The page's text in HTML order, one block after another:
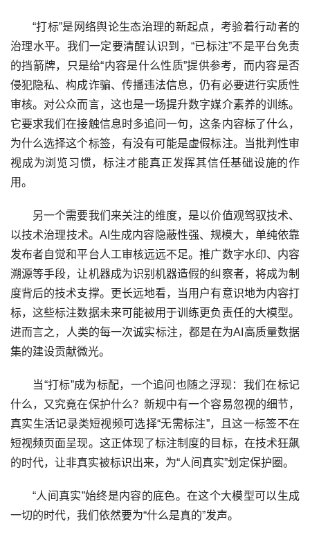
“打标”是网络舆论生态治理的新起点，考验着行动者的
治理水平。我们一定要清醒认识到，“已标注”不是平台免责
的挡箭牌，只是给“内容是什么性质”提供参考，而内容是否
侵犯隐私、构成诈骗、传播违法信息，仍有必要进行实质性
审核。对公众而言，这也是一场提升数字媒介素养的训练。
它要求我们在接触信息时多追问一句，这条内容标了什么，
为什么选择这个标签，有没有可能是虚假标注。当批判性审
视成为浏览习惯，标注才能真正发挥其信任基础设施的作
用。
另一个需要我们来关注的维度，是以价值观驾驭技术、
以技术治理技术。AI生成内容隐蔽性强、规模大，单纯依靠
发布者自觉和平台人工审核远远不足。推广数字水印、内容
溯源等手段，让机器成为识别机器造假的纠察者，将成为制
度背后的技术支撑。更长远地看，当用户有意识地为内容打
标，这些标注数据未来可能被用于训练更负责任的大模型。
进而言之，人类的每一次诚实标注，都是在为AI高质量数据
集的建设贡献微光。
当“打标”成为标配，一个追问也随之浮现：我们在标记
什么，又究竟在保护什么？新规中有一个容易忽视的细节，
真实生活记录类短视频可选择“无需标注”，且这一标签不在
短视频页面呈现。这正体现了标注制度的目标，在技术狂飙
的时代，让非真实被标识出来，为“人间真实”划定保护圈。
“人间真实”始终是内容的底色。在这个大模型可以生成
一切的时代，我们依然要为“什么是真的”发声。